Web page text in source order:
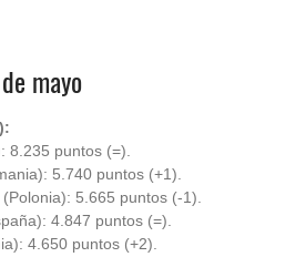
mayo
8.235 puntos (=).
5.740 puntos (+1).
5.665 puntos (-1).
4.847 puntos (=).
4.650 puntos (+2).